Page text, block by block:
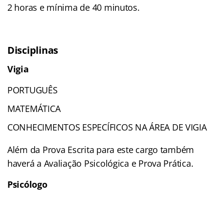
2 horas e mínima de 40 minutos.
Disciplinas
Vigia
PORTUGUÊS
MATEMÁTICA
CONHECIMENTOS ESPECÍFICOS NA ÁREA DE VIGIA
Além da Prova Escrita para este cargo também
haverá a Avaliação Psicológica e Prova Prática.
Psicólogo